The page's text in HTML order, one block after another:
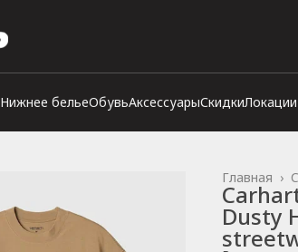
Нижнее бельеОбувьАксессуарыСкидки
Главная ›
Dusty